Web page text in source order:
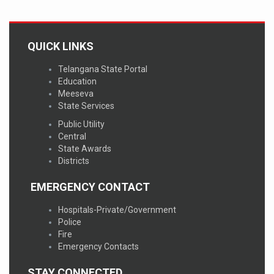
QUICK LINKS
Telangana State Portal
Education
Meeseva
State Services
Public Utility
Central
State Awards
Districts
EMERGENCY CONTACT
Hospitals-Private/Government
Police
Fire
Emergency Contacts